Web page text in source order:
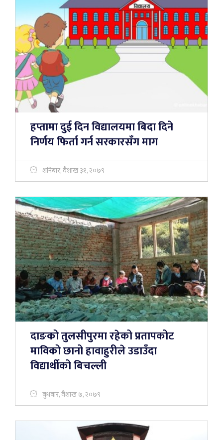
हप्तामा दुई दिन विद्यालयमा बिदा दिने
निर्णय फिर्ता गर्न सरकारसँग माग
शनिबार, वैशाख ३१, २०७९
दाङको तुलसीपुरमा रहेको प्रतापकोट
माविको छानो हावाहुरीले उडाउँदा
विद्यार्थीको बिचल्ली
बुधबार, वैशाख ७, २०७९